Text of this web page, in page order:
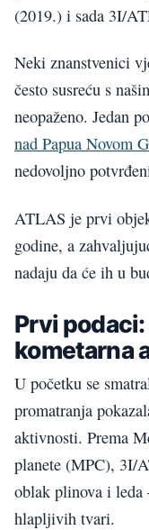
(2019.) i sada 3I/
Neki znanstvenici
često susreću s
neopaženo. Jedan
nad Papua Novom
nedovoljno
ATLAS je prvi
godine, a
nadaju da će ih u
Prvi
kometarna
U početku se
promatranja
aktivnosti. Prema
planete (MPC), 3I/
oblak plinova i leda
hlapljivih tvari.